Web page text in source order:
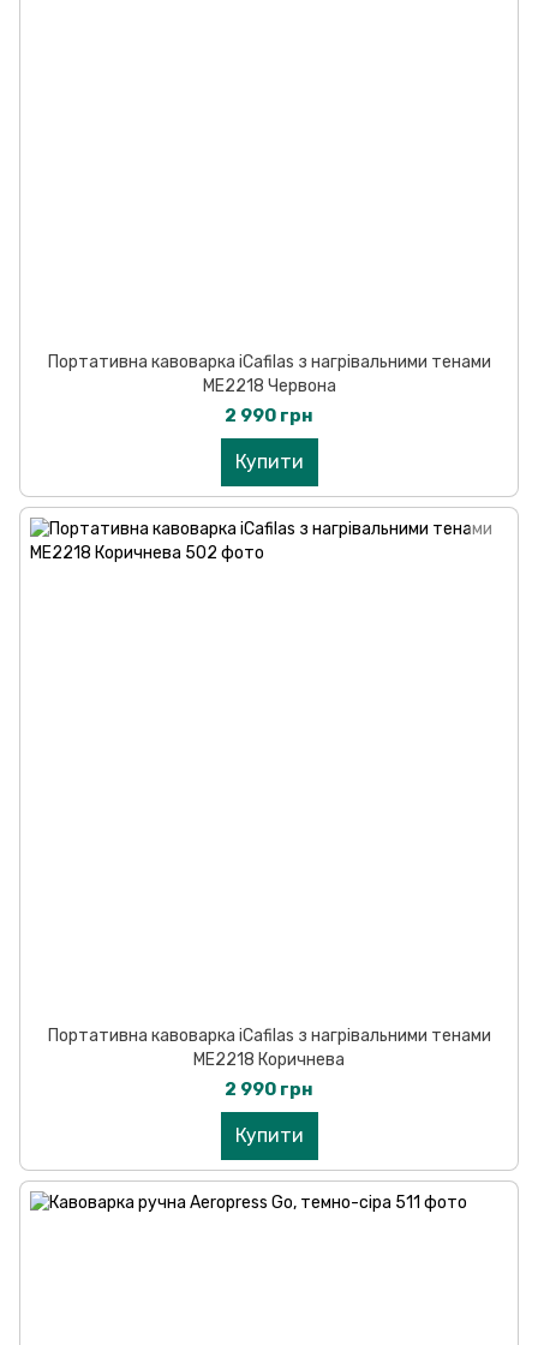
Портативна кавоварка iCafilas з нагрівальними тенами
ME2218 Червона
2 990 грн
Купити
Портативна кавоварка iCafilas з нагрівальними тенами
ME2218 Коричнева
2 990 грн
Купити